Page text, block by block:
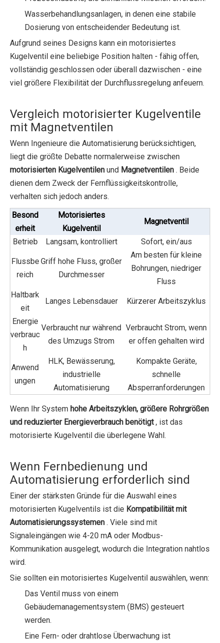
Wasserbehandlungsanlagen, in denen eine stabile
Dosierung von entscheidender Bedeutung ist.
Aufgrund seines Designs kann ein motorisiertes
Kugelventil eine beliebige Position halten - fähig offen,
vollständig geschlossen oder überall dazwischen - eine
viel größere Flexibilität der Durchflussregelung anfeuern.
Vergleich motorisierter Kugelventile
mit Magnetventilen
Wenn Ingenieure die Automatisierung berücksichtigen,
liegt die größte Debatte normalerweise zwischen
motorisierten Kugelventilen und Magnetventilen . Beide
dienen dem Zweck der Fernflüssigkeitskontrolle,
verhalten sich jedoch anders.
Besond
erheit
Motorisiertes
Kugelventil
Magnetventil
Betrieb Langsam, kontrolliert Sofort, ein/aus
Flussbe
reich
Griff hohe Fluss, großer
Durchmesser
Am besten für kleine
Bohrungen, niedriger
Fluss
Haltbark
eit
Langes Lebensdauer Kürzerer Arbeitszyklus
Energie
verbrauc
h
Verbraucht nur während
des Umzugs Strom
Verbraucht Strom, wenn
er offen gehalten wird
Anwend
ungen
HLK, Bewässerung,
industrielle
Automatisierung
Kompakte Geräte,
schnelle
Absperranforderungen
Wenn Ihr System hohe Arbeitszyklen, größere Rohrgrößen
und reduzierter Energieverbrauch benötigt, ist das
motorisierte Kugelventil die überlegene Wahl.
Wenn Fernbedienung und
Automatisierung erforderlich sind
Einer der stärksten Gründe für die Auswahl eines
motorisierten Kugelventils ist die Kompatibilität mit
Automatisierungssystemen . Viele sind mit
Signaleingängen wie 4-20 mA oder Modbus-
Kommunikation ausgelegt, wodurch die Integration nahtlos
wird.
Sie sollten ein motorisiertes Kugelventil auswählen, wenn:
Das Ventil muss von einem
Gebäudemanagementsystem (BMS) gesteuert
werden.
Eine Fern- oder drahtlose Überwachung ist